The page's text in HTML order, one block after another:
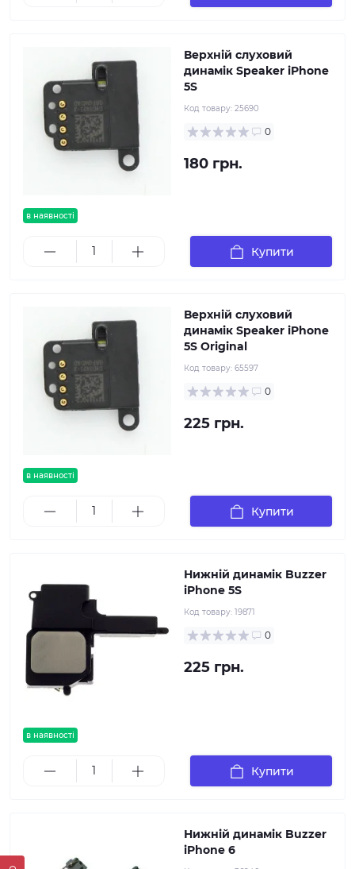
в наявності
Верхній слуховий
динамік Speaker iPhone
5S
Код товару: 25690
0
180 грн.
Купити
в наявності
Верхній слуховий
динамік Speaker iPhone
5S Original
Код товару: 65597
0
225 грн.
Купити
в наявності
Нижній динамік Buzzer
iPhone 5S
Код товару: 19871
0
225 грн.
Купити
Нижній динамік Buzzer
iPhone 6